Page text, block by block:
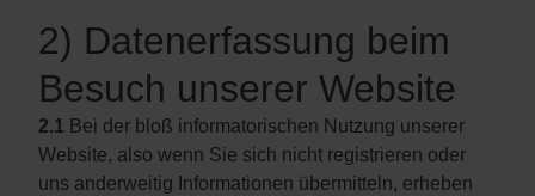
2) Datenerfassung beim
Besuch unserer Website
2.1 Bei der bloß informatorischen Nutzung unserer
Website, also wenn Sie sich nicht registrieren oder
uns anderweitig Informationen übermitteln, erheben